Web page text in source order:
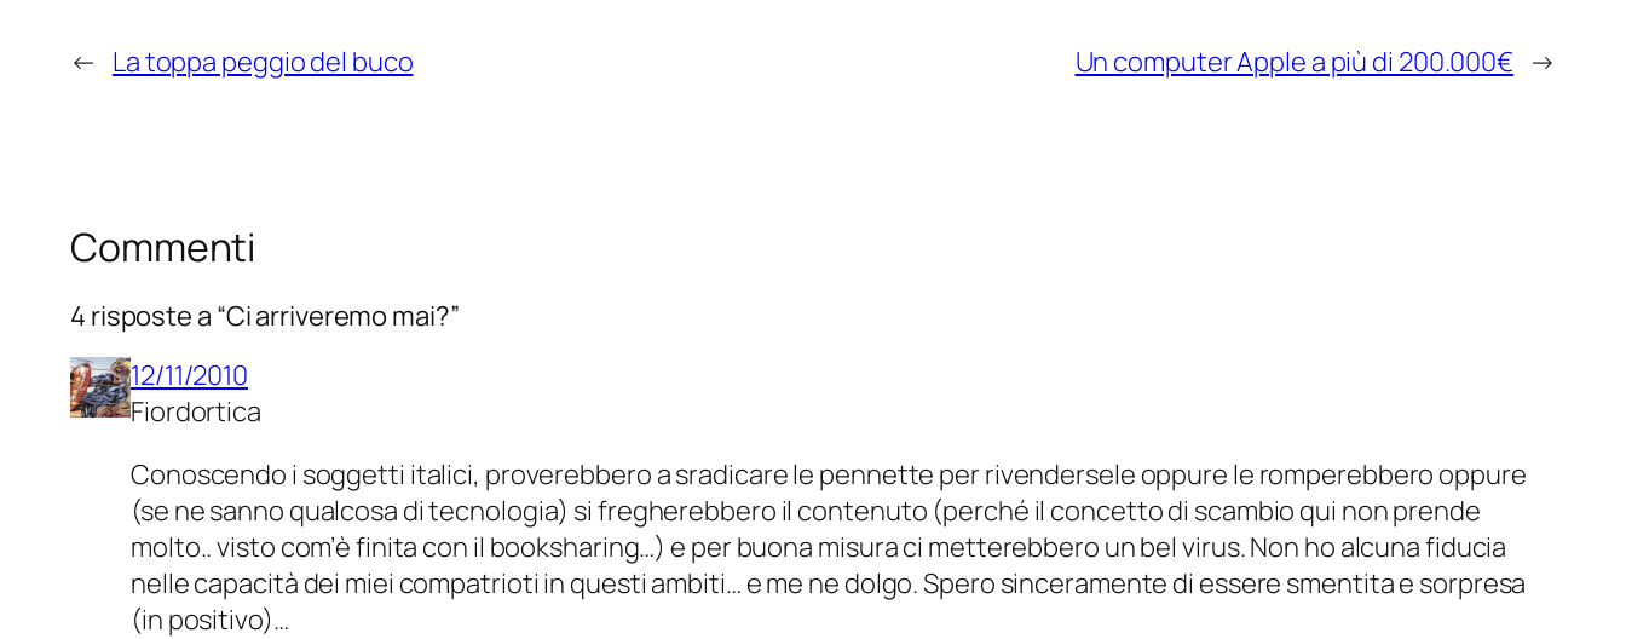
← La toppa peggio del buco Un computer Apple a più di 200.000€ →
Commenti
4 risposte a “Ci arriveremo mai?”
12/11/2010
Fiordortica
Conoscendo i soggetti italici, proverebbero a sradicare le pennette per rivendersele oppure le romperebbero oppure
(se ne sanno qualcosa di tecnologia) si fregherebbero il contenuto (perché il concetto di scambio qui non prende
molto.. visto com’è finita con il booksharing…) e per buona misura ci metterebbero un bel virus. Non ho alcuna fiducia
nelle capacità dei miei compatrioti in questi ambiti… e me ne dolgo. Spero sinceramente di essere smentita e sorpresa
(in positivo)…